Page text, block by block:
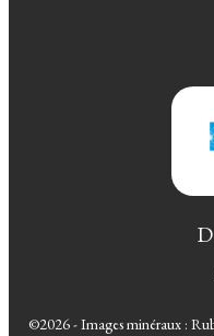
©2026 - Images minéraux :